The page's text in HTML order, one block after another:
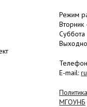
Режим
Вторник
Суббота
E-mail:
МГОУНБ